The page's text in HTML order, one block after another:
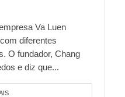
Va Luen
diferentes
O fundador, Chang
e diz que...